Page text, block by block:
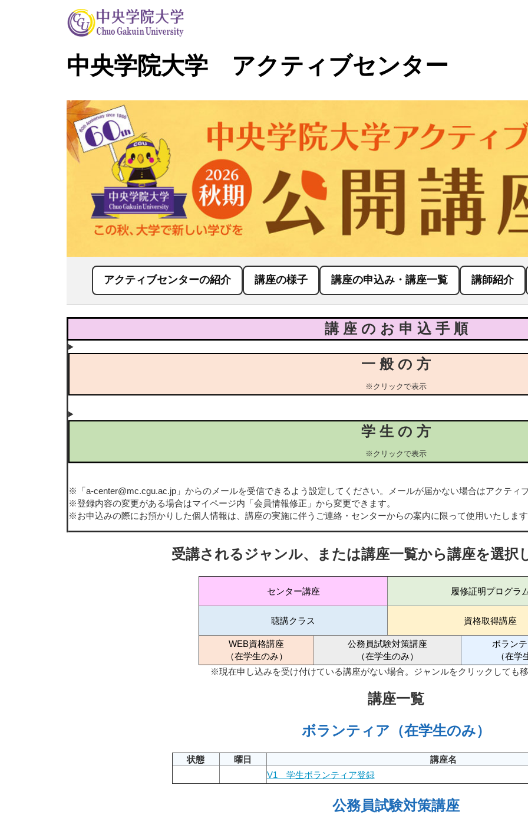
中央学院大学 アクティブセンター
アクティブセンターの紹介 講座の様子 講座の申込み・講座一覧 講師紹介
講 座 の お 申 込 手 順
一 般 の 方
※クリックで表示
学 生 の 方
※クリックで表示
※「a-center@mc.cgu.ac.jp」からのメールを受信できるよう設定してください。メールが届かない場合はアクティ
※登録内容の変更がある場合はマイページ内「会員情報修正」から変更できます。
※お申込みの際にお預かりした個人情報は、講座の実施に伴うご連絡・センターからの案内に限って使用いたしま
受講されるジャンル、または講座一覧から講座を選択
センター講座 履修証明プログラ
聴講クラス 資格取得講座
WEB資格講座
（在学生のみ）
公務員試験対策講座
（在学生のみ）
ボラン
（在学
※現在申し込みを受け付けている講座がない場合。ジャンルをクリックしても移
講座一覧
ボランティア（在学生のみ）
状態 曜日
講座名
V1 学生ボランティア登録
公務員試験対策講座